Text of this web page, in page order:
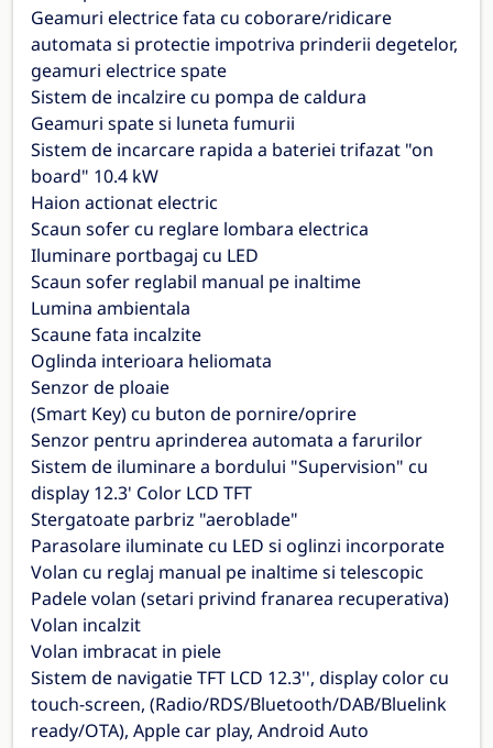
Geamuri electrice fata cu coborare/ridicare
automata si protectie impotriva prinderii degetelor,
geamuri electrice spate
Sistem de incalzire cu pompa de caldura
Geamuri spate si luneta fumurii
Sistem de incarcare rapida a bateriei trifazat "on
board" 10.4 kW
Haion actionat electric
Scaun sofer cu reglare lombara electrica
Iluminare portbagaj cu LED
Scaun sofer reglabil manual pe inaltime
Lumina ambientala
Scaune fata incalzite
Oglinda interioara heliomata
Senzor de ploaie
(Smart Key) cu buton de pornire/oprire
Senzor pentru aprinderea automata a farurilor
Sistem de iluminare a bordului "Supervision" cu
display 12.3' Color LCD TFT
Stergatoate parbriz "aeroblade"
Parasolare iluminate cu LED si oglinzi incorporate
Volan cu reglaj manual pe inaltime si telescopic
Padele volan (setari privind franarea recuperativa)
Volan incalzit
Volan imbracat in piele
Sistem de navigatie TFT LCD 12.3'', display color cu
touch-screen, (Radio/RDS/Bluetooth/DAB/Bluelink
ready/OTA), Apple car play, Android Auto